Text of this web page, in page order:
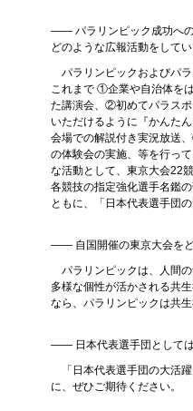
—— パラリンピック成功へ
どのような広報活動をして
パラリンピックおよびパ
これまで ①企業や自治体を
た講演会、②初めてパラス
いただけるように『かんた
会場での解説付き実況放送
の体験会の実施、等を行っ
な活動として、東京大会22
各競技の指定強化選手名鑑
ともに、「日本代表選手団
—— 自国開催の東京大会を
パラリンピックは、人間
多様な個性が活かされる共
なら、パラリンピックは共
—— 日本代表選手団として
「日本代表選手団の大活
に、ぜひご期待ください。